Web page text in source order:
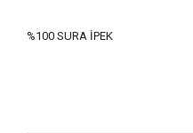
%100 SURA İPEK